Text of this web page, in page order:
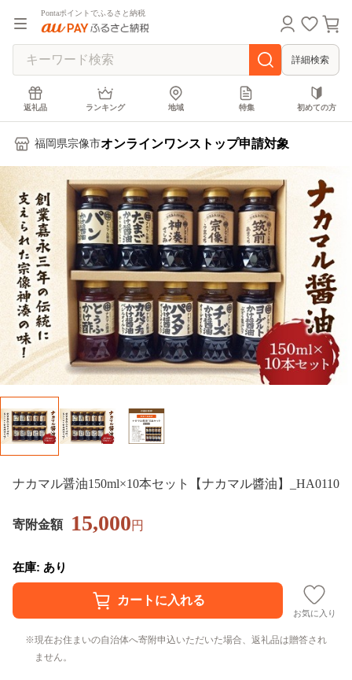
Pontaポイントでふるさと納税
詳細検索
返礼品 ランキング 地域 特集 初めての方
福岡県宗像市オンラインワンストップ申請対象
ナカマル醤油150ml×10本セット【ナカマル醬油】_HA0110
寄附金額 15,000円
在庫: あり
お気に入り
現在お住まいの自治体へ寄附申込いただいた場合、返礼品は贈答され
ません。